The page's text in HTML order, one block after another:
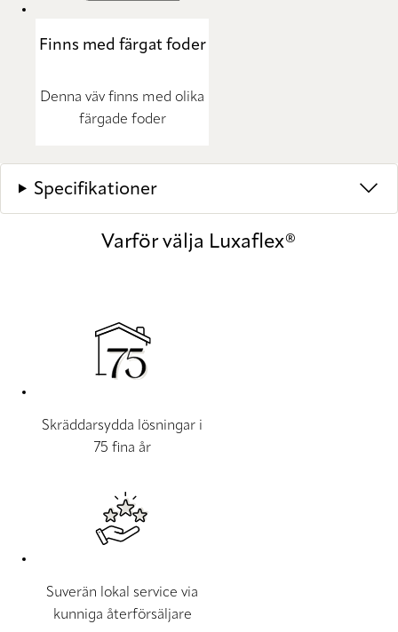
Finns med färgat foder
Denna väv finns med olika
färgade foder
Specifikationer
Varför välja Luxaflex®
Skräddarsydda lösningar i
75 fina år
Suverän lokal service via
kunniga återförsäljare